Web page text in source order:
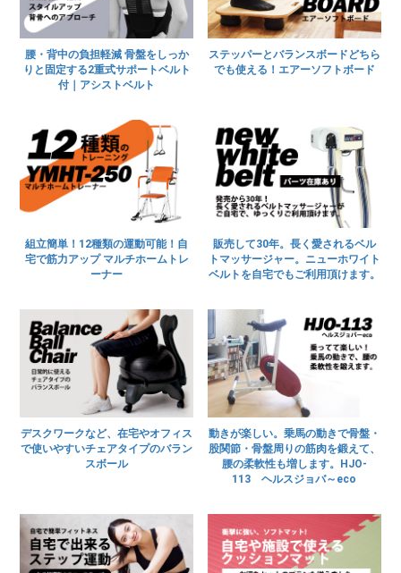
腰・背中の負担軽減 骨盤をしっか
りと固定する2重式サポートベルト
付｜アシストベルト
ステッパーとバランスボードどちら
でも使える！エアーソフトボード
組立簡単！12種類の運動可能！自
宅で筋力アップ マルチホームトレ
ーナー
販売して30年。長く愛されるベル
トマッサージャー。ニューホワイト
ベルトを自宅でもご利用頂けます。
デスクワークなど、在宅やオフィス
で使いやすいチェアタイプのバラン
スボール
動きが楽しい。乗馬の動きで骨盤・
股関節・骨盤周りの筋肉を鍛えて、
腰の柔軟性も増します。HJO-
113 ヘルスジョバ～eco